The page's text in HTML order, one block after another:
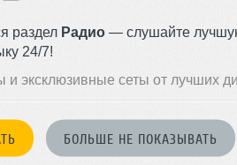
раздел Радио — слушайте
24/7!
и эксклюзивные сеты от лучших
БОЛЬШЕ НЕ ПОКАЗЫВАТЬ